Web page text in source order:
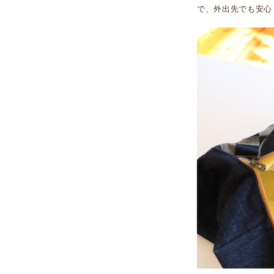
で、外出先でも安心